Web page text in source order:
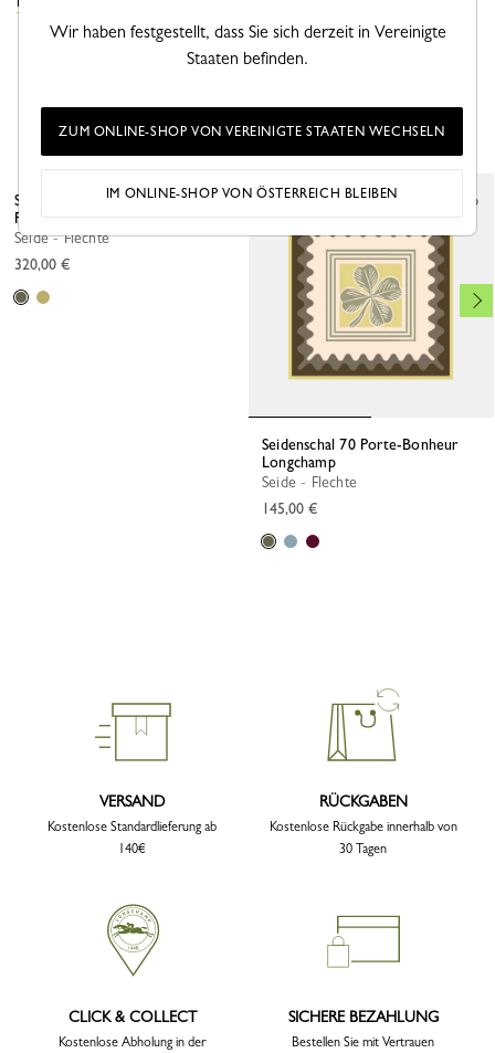
DAS KÖNNTE IHNEN AUCH GEFALLEN
Seidenschal 90 A la Découverte de
Paris
Seide - Flechte
320,00 €
Seidenschal 70 Porte-Bonheur
Longchamp
Seide - Flechte
145,00 €
VERSAND
Kostenlose Standardlieferung ab
140€
RÜCKGABEN
Kostenlose Rückgabe innerhalb von
30 Tagen
CLICK & COLLECT
Kostenlose Abholung in der
SICHERE BEZAHLUNG
Bestellen Sie mit Vertrauen
Wir haben festgestellt, dass Sie sich derzeit in Vereinigte
Staaten befinden.
ZUM ONLINE-SHOP VON VEREINIGTE STAATEN WECHSELN
IM ONLINE-SHOP VON ÖSTERREICH BLEIBEN